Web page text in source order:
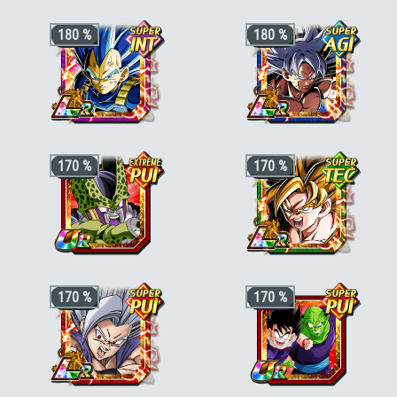
Ki +4, PV, ATT et DÉF +200 % pour la
catégorie"Lien maître et disciple"
Ki +3, PV, ATT et DÉF +170 % pour la
catégorie"Héros de DB Super"
"Prodiges du combat", et KI +1, PV, ATT
et DÉF +30 % en plus si le perso est
aussi de catégorie"Lien maître et
disciple"ou"Héros des films"
180 %
Ki +3, PV, ATT et DÉF +180 % pour la
catégorie"Puissance restaurée"
"Représentants de l'Univers 7"
180 %
Ki +3, PV, ATT et DÉF +180 % pour la
catégorie"Éveil miraculeux"
"Représentants de l'Univers 7"
170 %
+3 ki, +200% HP & +170% ATT/DEF
pour la catégorie"Participants aux
tournois"ou"Chaos mondial", +50%
stats bonus si aussi"Cyborg"
"Combat rapide"
170 %
+3 ki, +200% HP & +170% ATT/DEF
pour la catégorie "Héros protecteur de
,"Guerrier fusionné"ou
, +50% stats bonus si aussi
"Combattant ayant grandi sur Terre"
"Potalas"
170 % 170 %